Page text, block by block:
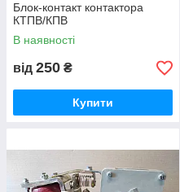
Блок-контакт контактора
КТПВ/КПВ
В наявності
від 250 ₴
Купити